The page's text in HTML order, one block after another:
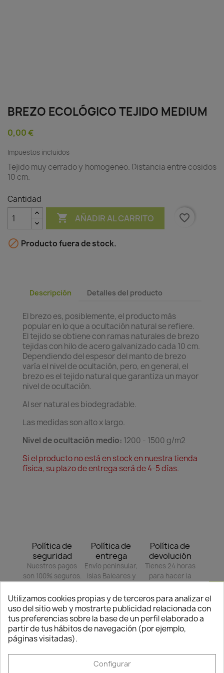
BREZO ECOLÓGICO TEJIDO MEDIUM
0,00 €
Impuestos incluidos
Tejido muy cerrado y homogeneo. Distancia entre cosidos
10 cm.
Cantidad
 AÑADIR AL CARRITO favorite_border
 Producto fuera de stock.
Descripción Detalles del producto
El brezo es, posiblemente, el producto más
popular en lo que a ocultación natural se refiere.
El tejido se obtiene con ramas naturales de brezo
tejidas con hilo de acero galvanizado cada 10 cm.
Dependiendo del espesor del manto de brezo
varía el nivel de ocultación, pero, en general, el
brezo es el tejido natural que garantiza un mayor
nivel de ocultación.
Al ser natural es biodegradable.
Las medidas son alto x largo.
Nivel de ocultación medio: 1200 - 1500 g/m2
Si el producto no está en stock en nuestra tienda
física, su plazo de entrega será de 4-5 días.
Política de
seguridad
Nuestros pagos
son 100% seguros.
Política de
entrega
Envío peninsular,
Islas Baleares y
Política de
devolución
Tienes 24 horas
para hacer la
siempre y cuando
adjunte foto del
paquete
deteriorado.
Utilizamos cookies propias y de terceros para analizar el
uso del sitio web y mostrarte publicidad relacionada con
tus preferencias sobre la base de un perfil elaborado a
partir de tus hábitos de navegación (por ejemplo,
páginas visitadas).
Configurar